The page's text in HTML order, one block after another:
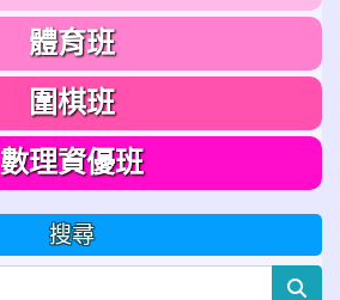
體育班
圍棋班
數理資優班
搜尋